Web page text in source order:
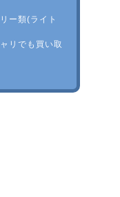
ー類(ライト
リでも買い取